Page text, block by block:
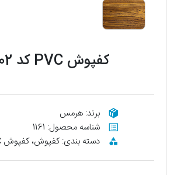
کفپوش PVC کد 202
برند: هرمس
شناسه محصول: 1161
دسته بندی: کفپوش، کفپوش PVC